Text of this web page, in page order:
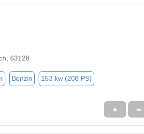
63128
Benzin 153 kw (208 PS)
★ ➦